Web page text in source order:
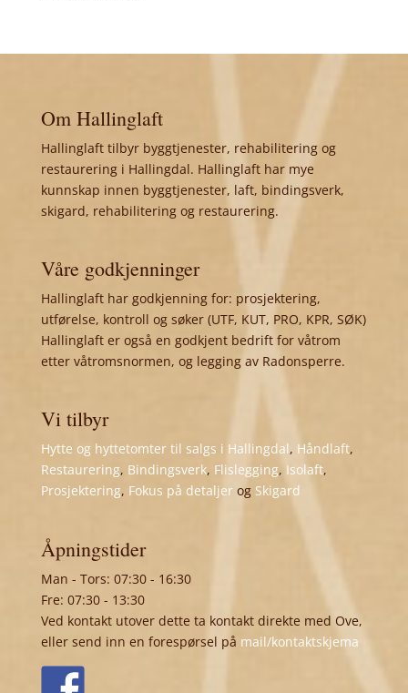
Om Hallinglaft
Hallinglaft tilbyr byggtjenester, rehabilitering og
restaurering i Hallingdal. Hallinglaft har mye
kunnskap innen byggtjenester, laft, bindingsverk,
skigard, rehabilitering og restaurering.
Våre godkjenninger
Hallinglaft har godkjenning for: prosjektering,
utførelse, kontroll og søker (UTF, KUT, PRO, KPR, SØK)
Hallinglaft er også en godkjent bedrift for våtrom
etter våtromsnormen, og legging av Radonsperre.
Vi tilbyr
Hytte og hyttetomter til salgs i Hallingdal, Håndlaft,
Restaurering, Bindingsverk, Flislegging, Isolaft,
Prosjektering, Fokus på detaljerog Skigard
Åpningstider
Man - Tors: 07:30 - 16:30
Fre: 07:30 - 13:30
Ved kontakt utover dette ta kontakt direkte med Ove,
eller send inn en forespørsel på mail/kontaktskjema